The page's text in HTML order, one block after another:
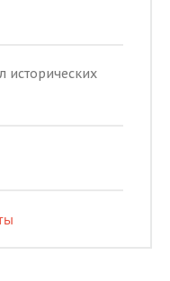
исторических